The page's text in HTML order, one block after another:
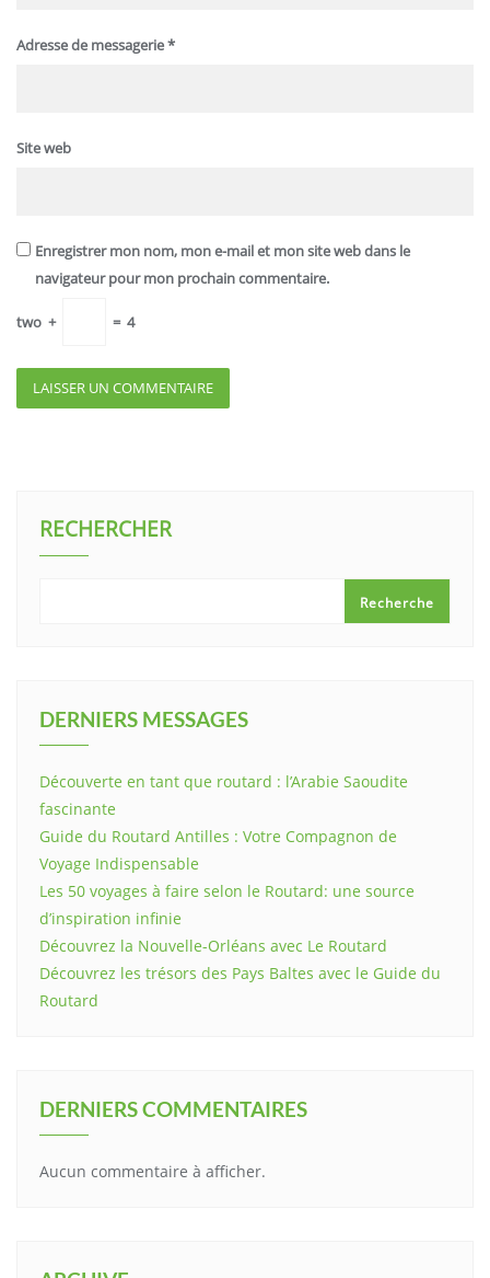
Adresse de messagerie*
Site web
Enregistrer mon nom, mon e-mail et mon site web dans le
navigateur pour mon prochain commentaire.
two + = 4
RECHERCHER
Recherche
DERNIERS MESSAGES
Découverte en tant que routard : l’Arabie Saoudite
fascinante
Guide du Routard Antilles : Votre Compagnon de
Voyage Indispensable
Les 50 voyages à faire selon le Routard: une source
d’inspiration infinie
Découvrez la Nouvelle-Orléans avec Le Routard
Découvrez les trésors des Pays Baltes avec le Guide du
Routard
DERNIERS COMMENTAIRES
Aucun commentaire à afficher.